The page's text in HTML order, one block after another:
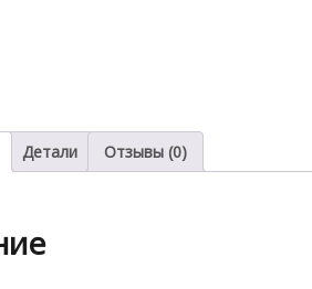
Детали Отзывы (0)